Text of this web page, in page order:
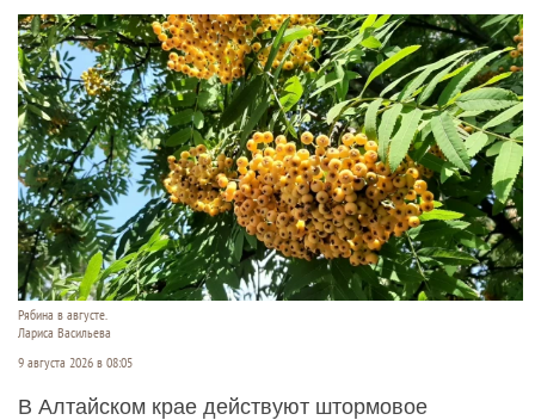
Рябина в августе.
Лариса Васильева
9 августа 2026 в 08:05
В Алтайском крае действуют штормовое